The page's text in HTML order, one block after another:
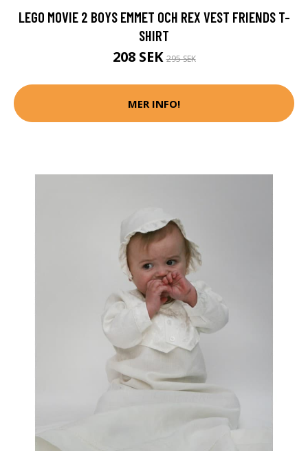
LEGO MOVIE 2 BOYS EMMET OCH REX VEST FRIENDS T-
SHIRT
208 SEK295 SEK
MER INFO!